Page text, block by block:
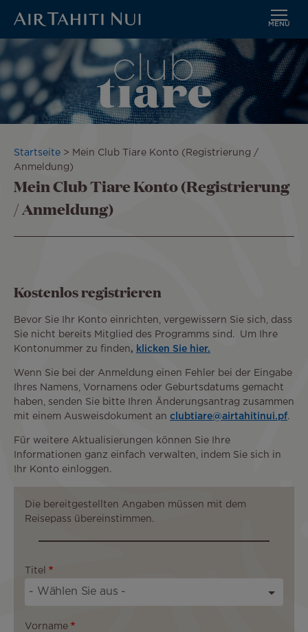
Zum
Hauptinhalt
wechseln
MENÜ
Bild
Pfadnavigation
Startseite
Mein Club Tiare Konto (Registrierung /
Anmeldung)
Mein Club Tiare Konto (Registrierung
/ Anmeldung)
Kostenlos registrieren
Bevor Sie Ihr Konto einrichten, vergewissern Sie sich, dass
Sie nicht bereits Mitglied des Programms sind. Um Ihre
Kontonummer zu finden, klicken Sie hier.
Wenn Sie bei der Anmeldung einen Fehler bei der Eingabe
Ihres Namens, Vornamens oder Geburtsdatums gemacht
haben, senden Sie bitte Ihren Änderungsantrag zusammen
mit einem Ausweisdokument an clubtiare@airtahitinui.pf.
Für weitere Aktualisierungen können Sie Ihre
Informationen ganz einfach verwalten, indem Sie sich in
Ihr Konto einloggen.
Die bereitgestellten Angaben müssen mit dem
Reisepass übereinstimmen.
Titel
Vorname